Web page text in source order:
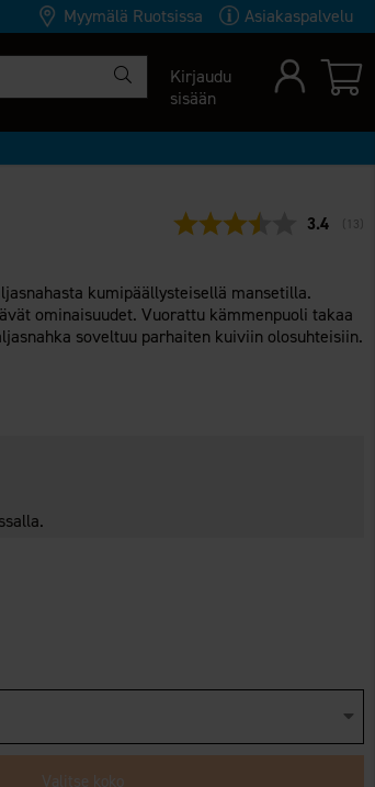
Myymälä Ruotsissa Asiakaspalvelu
Kirjaudu
sisään
3.4 ( 13
kumipäällysteisellä mansetilla.
ominaisuudet. Vuorattu kämmenpuoli takaa
soveltuu parhaiten kuiviin olosuhteisiin.
Valitse koko